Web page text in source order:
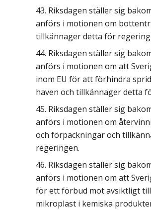
Riksdagen ställer sig
anförs i motionen om
tillkännager detta för
Riksdagen ställer sig
anförs i motionen om att
inom EU för att förhindra
haven och tillkännager detta
Riksdagen ställer sig
anförs i motionen om
och förpackningar och
regeringen.
Riksdagen ställer sig
anförs i motionen om att
för ett förbud mot avsiktligt
mikroplast i kemiska